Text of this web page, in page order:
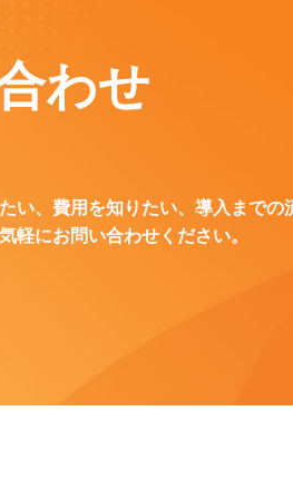
わせ
い、費用を知りたい、導入までの
軽にお問い合わせください。